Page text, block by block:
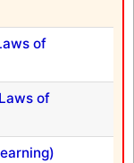
of
Laws of